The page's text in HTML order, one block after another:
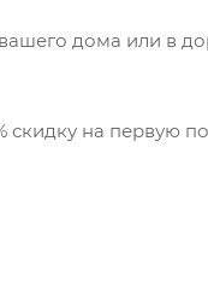
дома или в
скидку на первую